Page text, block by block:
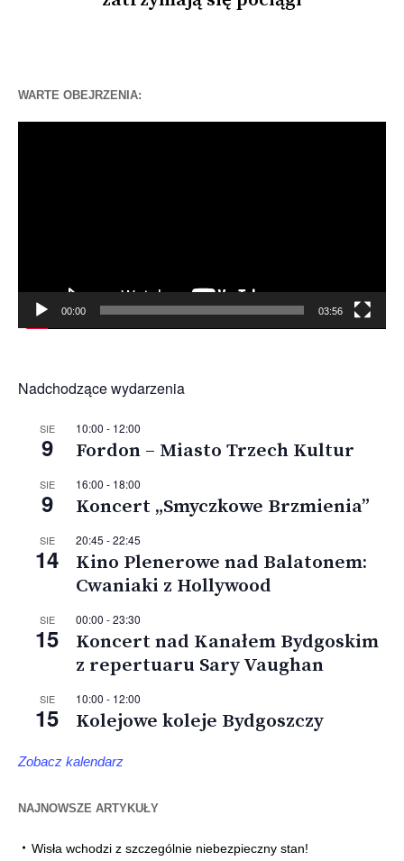
WARTE OBEJRZENIA:
00:00 03:56
Nadchodzące wydarzenia
SIE
9
10:00 - 12:00
Fordon – Miasto Trzech Kultur
SIE
9
16:00 - 18:00
Koncert „Smyczkowe Brzmienia”
SIE
14
20:45 -22:45
Kino Plenerowe nad Balatonem:
Cwaniaki z Hollywood
SIE
15
00:00 -23:30
Koncert nad Kanałem Bydgoskim
z repertuaru Sary Vaughan
SIE
15
10:00 - 12:00
Kolejowe koleje Bydgoszczy
Zobacz kalendarz
NAJNOWSZE ARTYKUŁY
Wisła wchodzi z szczególnie niebezpieczny stan!